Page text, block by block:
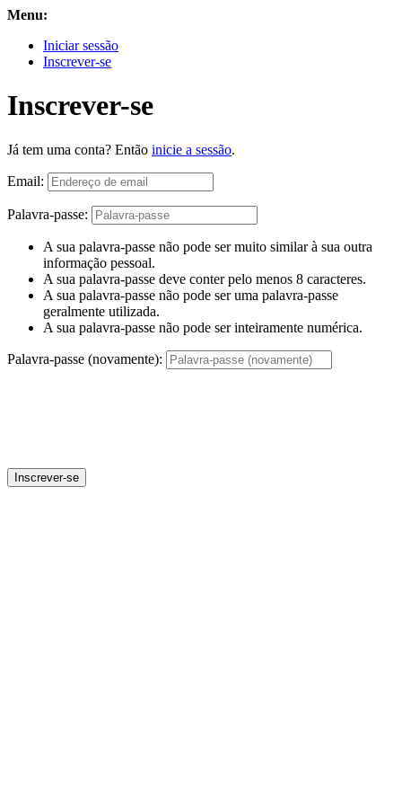
Menu:
Iniciar sessão
Inscrever-se
Inscrever-se
Já tem uma conta? Então inicie a sessão.
Email:
Palavra-passe:
A sua palavra-passe não pode ser muito similar à sua outra
informação pessoal.
A sua palavra-passe deve conter pelo menos 8 caracteres.
A sua palavra-passe não pode ser uma palavra-passe
geralmente utilizada.
A sua palavra-passe não pode ser inteiramente numérica.
Palavra-passe (novamente):
Inscrever-se